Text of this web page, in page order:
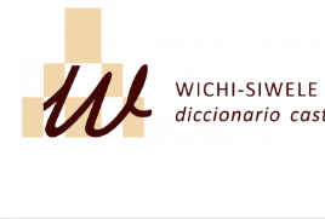
Saltar al contenido